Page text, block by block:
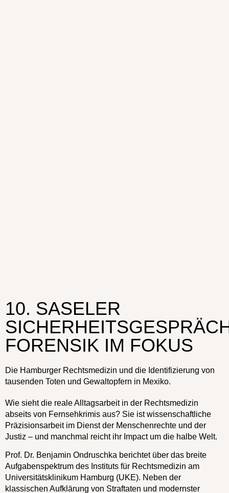
10. SASELER
FORENSIK IM FOKUS
Die Hamburger Rechtsmedizin und die Identifizierung von
tausenden Toten und Gewaltopfern in Mexiko.
Wie sieht die reale Alltagsarbeit in der Rechtsmedizin
abseits von Fernsehkrimis aus? Sie ist wissenschaftliche
Präzisionsarbeit im Dienst der Menschenrechte und der
Justiz – und manchmal reicht ihr Impact um die halbe Welt.
Prof. Dr. Benjamin Ondruschka berichtet über das breite
Aufgabenspektrum des Instituts für Rechtsmedizin am
Universitätsklinikum Hamburg (UKE). Neben der
klassischen Aufklärung von Straftaten und modernster